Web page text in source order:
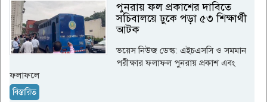
পুনরায় ফল প্রকাশের দাবিতে
সচিবালয়ে ঢুকে পড়া ৫৩ শিক্ষার্থী
আটক
ভয়েস নিউজ ডেস্ক: এইচএসসি ও সমমান
পরীক্ষার ফলাফল পুনরায় প্রকাশ এবং
ফলাফলে
বিস্তারিত